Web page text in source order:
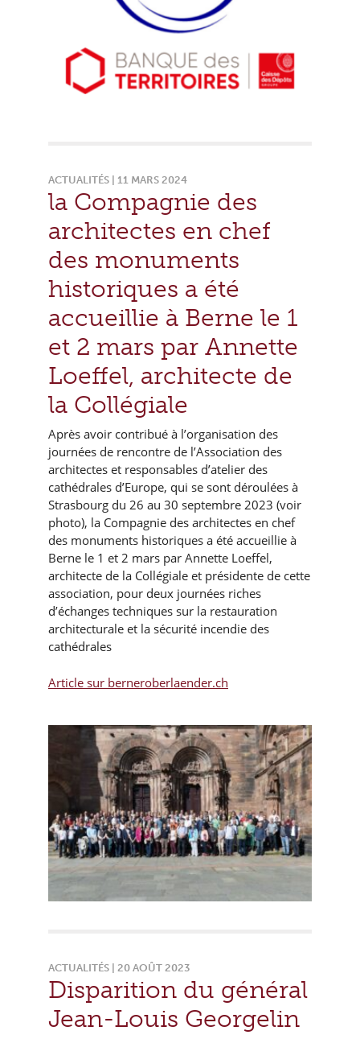
ACTUALITÉS | 11 MARS 2024
la Compagnie des
architectes en chef
des monuments
historiques a été
accueillie à Berne le 1
et 2 mars par Annette
Loeffel, architecte de
la Collégiale
Après avoir contribué à l’organisation des
journées de rencontre de l’Association des
architectes et responsables d’atelier des
cathédrales d’Europe, qui se sont déroulées à
Strasbourg du 26 au 30 septembre 2023 (voir
photo), la Compagnie des architectes en chef
des monuments historiques a été accueillie à
Berne le 1 et 2 mars par Annette Loeffel,
architecte de la Collégiale et présidente de cette
association, pour deux journées riches
d’échanges techniques sur la restauration
architecturale et la sécurité incendie des
cathédrales
Article sur berneroberlaender.ch
ACTUALITÉS | 20 AOÛT 2023
Disparition du général
Jean-Louis Georgelin